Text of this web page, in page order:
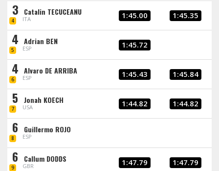
3
4
Catalin TECUCEANU
ITA 1:45.00 1:45.35
4
5
Adrian BEN
ESP 1:45.72
4
6
Alvaro DE ARRIBA
ESP 1:45.43 1:45.84
5
7
Jonah KOECH
USA 1:44.82 1:44.82
6
8
Guillermo ROJO
ESP
6
9
Callum DODDS
GBR 1:47.79 1:47.79